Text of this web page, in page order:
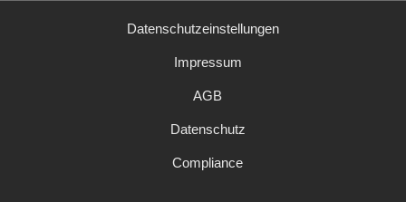
Datenschutzeinstellungen
NavigationImpressum
AGB
Datenschutz
Compliance